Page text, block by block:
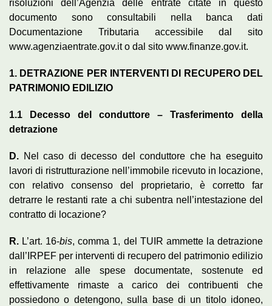
risoluzioni dell’Agenzia delle entrate citate in questo
documento sono consultabili nella banca dati
Documentazione Tributaria accessibile dal sito
www.agenziaentrate.gov.it o dal sito www.finanze.gov.it.
1. DETRAZION E PER INTERVENTI DI RECUPERO DEL
PATRIMONIO EDILIZIO
1.1 Decesso del conduttore – Trasferimento della
detrazione
D. Nel caso di decesso del conduttore che ha eseguito
lavori di ristrutturazione nell’immobile ricevuto in locazione,
con relativo consenso del proprietario, è corretto far
detrarre le restanti rate a chi subentra nell’intestazione del
contratto di locazione?
R. L’art. 16-bis, comma 1, del TUIR ammette la detrazione
dall’IRPEF per interventi di recupero del patrimonio edilizio
in relazione alle spese documentate, sostenute ed
effettivamente rimaste a carico dei contribuenti che
possiedono o detengono, sulla base di un titolo idoneo,